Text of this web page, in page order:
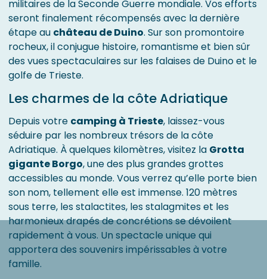
militaires de la Seconde Guerre mondiale. Vos efforts
seront finalement récompensés avec la dernière
étape au château de Duino. Sur son promontoire
rocheux, il conjugue histoire, romantisme et bien sûr
des vues spectaculaires sur les falaises de Duino et le
golfe de Trieste.
Les charmes de la côte Adriatique
Depuis votre camping à Trieste, laissez-vous
séduire par les nombreux trésors de la côte
Adriatique. À quelques kilomètres, visitez la Grotta
gigante Borgo, une des plus grandes grottes
accessibles au monde. Vous verrez qu’elle porte bien
son nom, tellement elle est immense. 120 mètres
sous terre, les stalactites, les stalagmites et les
harmonieux drapés de concrétions se dévoilent
rapidement à vous. Un spectacle unique qui
apportera des souvenirs impérissables à votre
famille.